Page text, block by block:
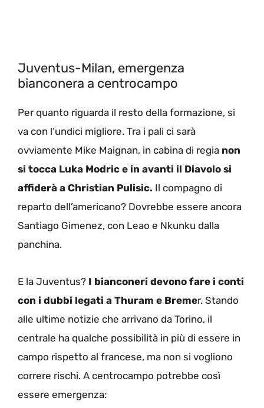
Juventus-Milan, emergenza
bianconera a centrocampo
Per quanto riguarda il resto della formazione, si
va con l’undici migliore. Tra i pali ci sarà
ovviamente Mike Maignan, in cabina di regia non
si tocca Luka Modric e in avanti il Diavolo si
affiderà a Christian Pulisic. Il compagno di
reparto dell’americano? Dovrebbe essere ancora
Santiago Gimenez, con Leao e Nkunku dalla
panchina.
E la Juventus? I bianconeri devono fare i conti
con i dubbi legati a Thuram e Bremer. Stando
alle ultime notizie che arrivano da Torino, il
centrale ha qualche possibilità in più di essere in
campo rispetto al francese, ma non si vogliono
correre rischi. A centrocampo potrebbe così
essere emergenza: